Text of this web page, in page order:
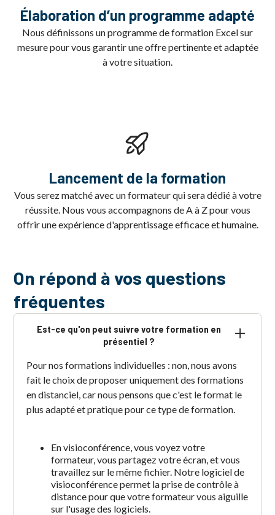
Élaboration d’un programme adapté
Nous définissons un programme de formation Excel sur
mesure pour vous garantir une offre pertinente et adaptée
à votre situation.
Lancement de la formation
Vous serez matché avec un formateur qui sera dédié à votre
réussite. Nous vous accompagnons de A à Z pour vous
offrir une expérience d'apprentissage efficace et humaine.
On répond à vos questions
fréquentes
Est-ce qu'on peut suivre votre formation en
présentiel ?
Pour nos formations individuelles : non, nous avons
fait le choix de proposer uniquement des formations
en distanciel, car nous pensons que c'est le format le
plus adapté et pratique pour ce type de formation.
En visioconférence, vous voyez votre
formateur, vous partagez votre écran, et vous
travaillez sur le même fichier. Notre logiciel de
visioconférence permet la prise de contrôle à
distance pour que votre formateur vous aiguille
sur l'usage des logiciels.